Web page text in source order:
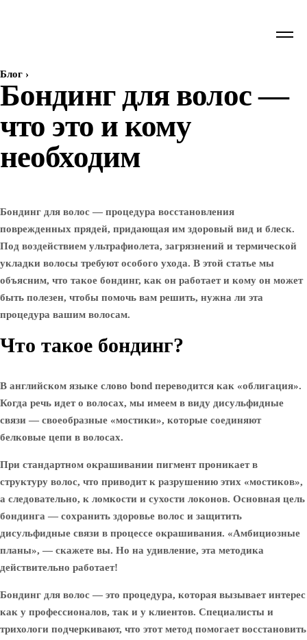
Блог ›
Бондинг для волос —
что это и кому
необходим
Бондинг для волос — процедура восстановления
поврежденных прядей, придающая им здоровый вид и блеск.
Под воздействием ультрафиолета, загрязнений и термической
укладки волосы требуют особого ухода. В этой статье мы
объясним, что такое бондинг, как он работает и кому он может
быть полезен, чтобы помочь вам решить, нужна ли эта
процедура вашим волосам.
Что такое бондинг?
В английском языке слово bond переводится как «облигация».
Когда речь идет о волосах, мы имеем в виду дисульфидные
связи — своеобразные «мостики», которые соединяют
белковые цепи в волосах.
При стандартном окрашивании пигмент проникает в
структуру волос, что приводит к разрушению этих «мостиков»,
а следовательно, к ломкости и сухости локонов. Основная цель
бондинга — сохранить здоровье волос и защитить
дисульфидные связи в процессе окрашивания. «Амбициозные
планы», — скажете вы. Но на удивление, эта методика
действительно работает!
Бондинг для волос — это процедура, которая вызывает интерес
как у профессионалов, так и у клиентов. Специалисты и
трихологи подчеркивают, что этот метод помогает восстановить